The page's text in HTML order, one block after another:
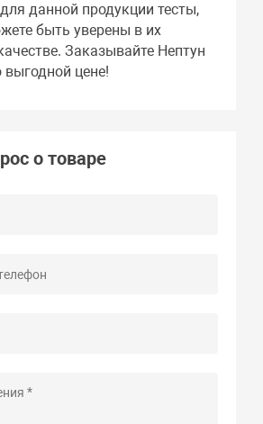
данной продукции тесты,
быть уверены в их
Заказывайте Нептун
выгодной цене!
о товаре